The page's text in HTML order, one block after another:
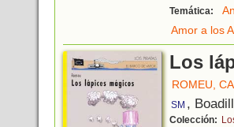
Temática:
Amor a los
Los
ROMEU,
SM ,
Colección: